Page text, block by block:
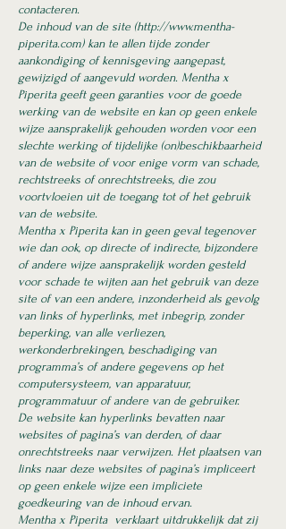
contacteren.
De inhoud van de site (http://www.mentha-
piperita.com) kan te allen tijde zonder
aankondiging of kennisgeving aangepast,
gewijzigd of aangevuld worden. Mentha x
Piperita geeft geen garanties voor de goede
werking van de website en kan op geen enkele
wijze aansprakelijk gehouden worden voor een
slechte werking of tijdelijke (on)beschikbaarheid
van de website of voor enige vorm van schade,
rechtstreeks of onrechtstreeks, die zou
voortvloeien uit de toegang tot of het gebruik
van de website.
Mentha x Piperita kan in geen geval tegenover
wie dan ook, op directe of indirecte, bijzondere
of andere wijze aansprakelijk worden gesteld
voor schade te wijten aan het gebruik van deze
site of van een andere, inzonderheid als gevolg
van links of hyperlinks, met inbegrip, zonder
beperking, van alle verliezen,
werkonderbrekingen, beschadiging van
programma’s of andere gegevens op het
computersysteem, van apparatuur,
programmatuur of andere van de gebruiker.
De website kan hyperlinks bevatten naar
websites of pagina’s van derden, of daar
onrechtstreeks naar verwijzen. Het plaatsen van
links naar deze websites of pagina’s impliceert
op geen enkele wijze een impliciete
goedkeuring van de inhoud ervan.
Mentha x Piperita verklaart uitdrukkelijk dat zij